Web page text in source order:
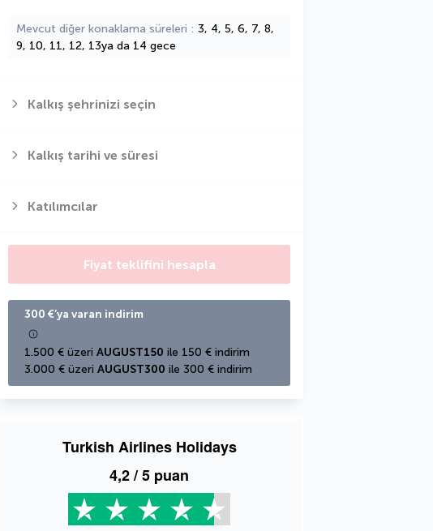
Mevcut diğer konaklama süreleri
3, 4, 5, 6, 7, 8,
9, 10, 11, 12, 13ya da 14 gece
Kalkış şehrinizi seçin
Kalkış tarihi ve süresi
Katılımcılar
Fiyat teklifini hesapla
300 €’ya varan indirim
1.500 € üzeri AUGUST150 ile 150 € indirim
3.000 € üzeri AUGUST300 ile 300 € indirim
Turkish Airlines Holidays
4,2/ 5 puan